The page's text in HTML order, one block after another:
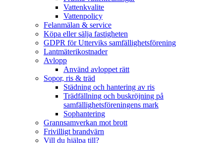
Vattenkvalite
Vattenpolicy
Felanmälan & service
Köpa eller sälja fastigheten
GDPR för Utterviks samfällighetsförening
Lantmäterikostnader
Avlopp
Använd avloppet rätt
Sopor, ris & träd
Städning och hantering av ris
Trädfällning och buskröjning på
samfällighetsföreningens mark
Sophantering
Grannsamverkan mot brott
Frivilligt brandvärn
Vill du hjälpa till?